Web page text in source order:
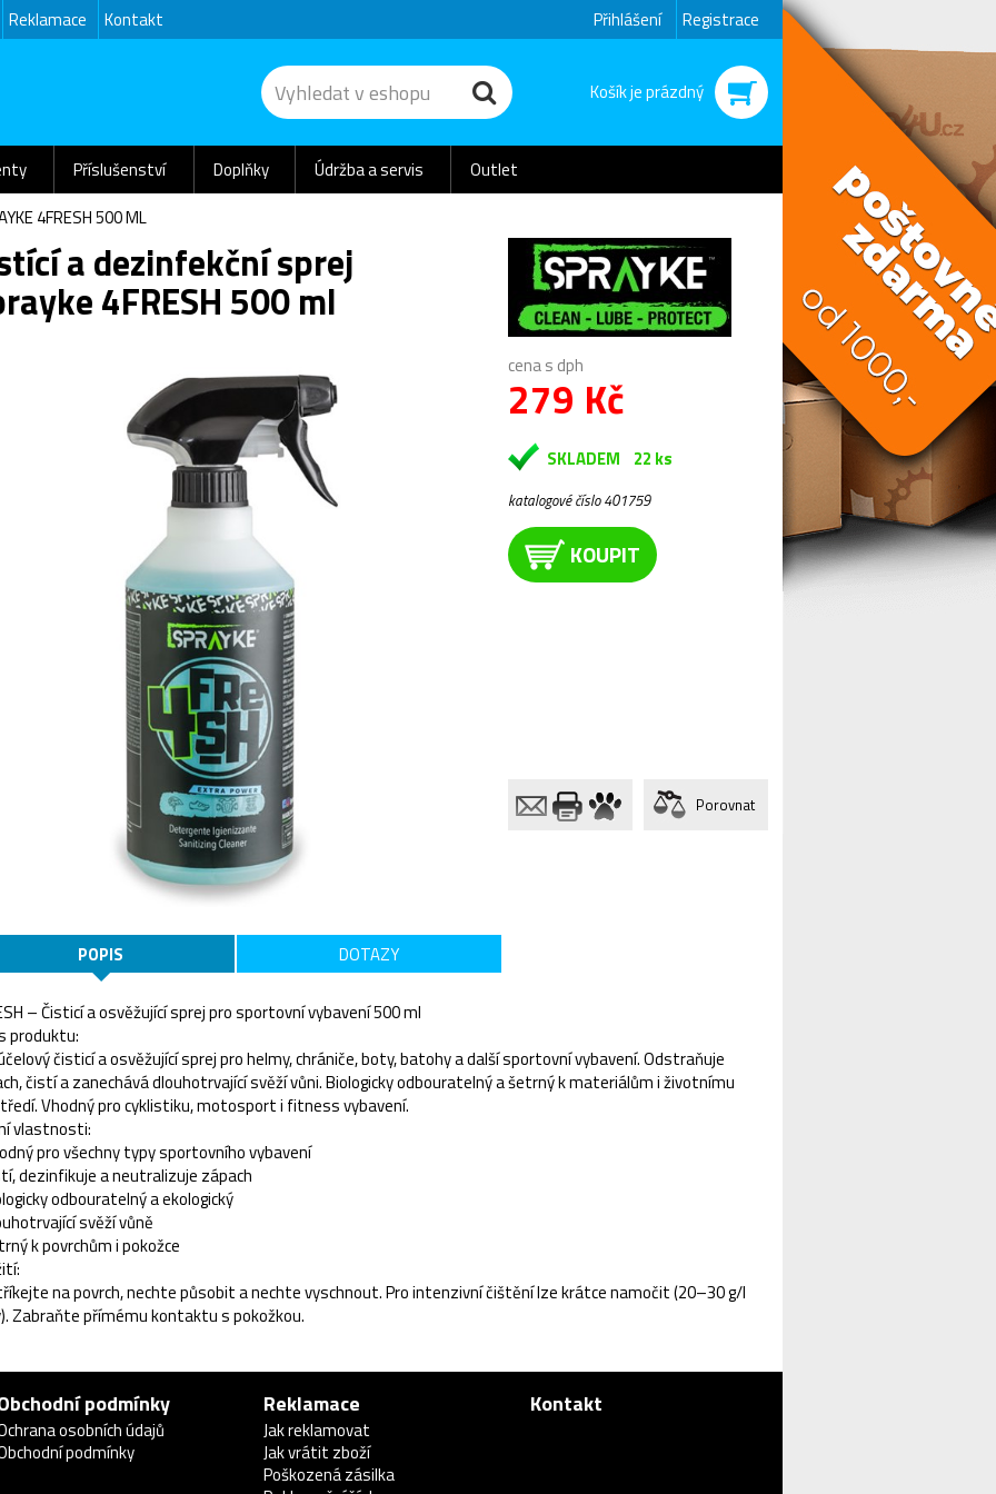
Reklamace Kontakt Přihlášení Registrace
Košík je prázdný
Příslušenství Doplňky Údržba a servis
Outlet
4FRESH 500 ML
a dezinfekční sprej
4FRESH 500 ml
cena s dph
279 Kč
SKLADEM 22 ks
katalogové číslo 401759
KOUPIT
Porovnat
POPIS DOTAZY
– Čisticí a osvěžující sprej pro sportovní vybavení 500 ml
produktu:
čisticí a osvěžující sprej pro helmy, chrániče, boty, batohy a další sportovní vybavení. Odstraňuje
čistí a zanechává dlouhotrvající svěží vůni. Biologicky odbouratelný a šetrný k materiálům i životnímu
Vhodný pro cyklistiku, motosport i fitness vybavení.
vlastnosti:
pro všechny typy sportovního vybavení
dezinfikuje a neutralizuje zápach
odbouratelný a ekologický
svěží vůně
k povrchům i pokožce
na povrch, nechte působit a nechte vyschnout. Pro intenzivní čištění lze krátce namočit (20–30 g/l
Zabraňte přímému kontaktu s pokožkou.
podmínky
osobních údajů
podmínky
Reklamace
Jak reklamovat
Jak vrátit zboží
Poškozená zásilka
Kontakt